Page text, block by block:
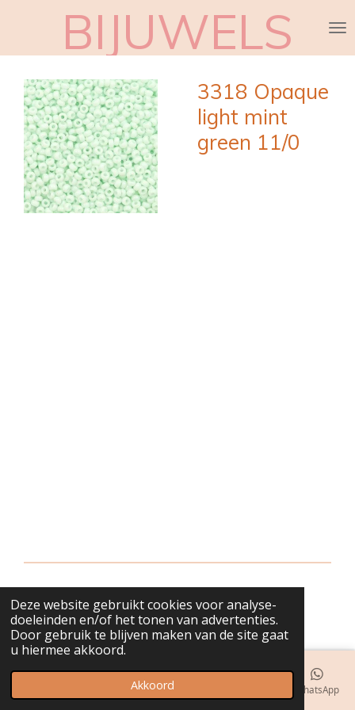
Deze website gebruikt cookies voor analyse-
doeleinden en/of het tonen van advertenties.
Door gebruik te blijven maken van de site gaat
u hiermee akkoord.
Akkoord
naar
hoofdinhoud
BIJUWELS
3318 Opaque
light mint
green 11/0
© 2018 - 2026 bijuwels
Telefoonnummer WhatsApp